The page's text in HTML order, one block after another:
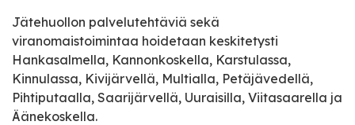
Jätehuollon palvelutehtäviä sekä
viranomaistoimintaa hoidetaan keskitetysti
Hankasalmella, Kannonkoskella, Karstulassa,
Kinnulassa, Kivijärvellä, Multialla, Petäjävedellä,
Pihtiputaalla, Saarijärvellä, Uuraisilla, Viitasaarella ja
Äänekoskella.